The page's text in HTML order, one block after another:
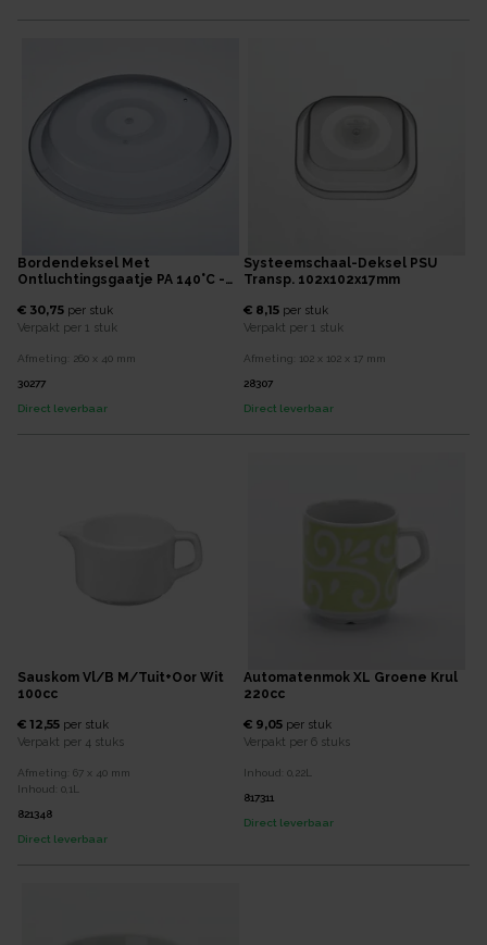
Bordendeksel Met
Ontluchtingsgaatje PA 140°C -
€ 30,75 per stuk
Verpakt per 1 stuk
Afmeting: 260 x 40 mm
30277
Direct leverbaar
Systeemschaal-Deksel PSU
Transp. 102x102x17mm
€ 8,15 per stuk
Verpakt per 1 stuk
Afmeting: 102 x 102 x 17 mm
28307
Direct leverbaar
Sauskom Vl/b M/tuit+oor Wit
100cc
€ 12,55 per stuk
Verpakt per 4 stuks
Afmeting: 67 x 40 mm
Inhoud: 0,1L
821348
Direct leverbaar
Automatenmok XL Groene Krul
220cc
€ 9,05 per stuk
Verpakt per 6 stuks
Inhoud: 0,22L
817311
Direct leverbaar